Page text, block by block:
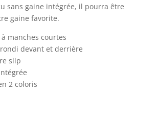
sans gaine intégrée, il pourra être
gaine favorite.
manches courtes
devant et derrière
slip
2 coloris